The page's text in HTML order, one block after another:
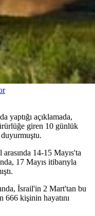
yaptığı açıklamada,
giren 10 günlük
duyurmuştu.
14-15 Mayıs'ta
17 Mayıs itibarıyla
İsrail'in 2 Mart'tan bu
666 kişinin hayatını